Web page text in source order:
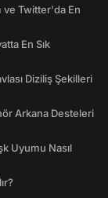
ve Twitter'da En
En Sık
Diziliş Şekilleri
Arkana Desteleri
Uyumu Nasıl